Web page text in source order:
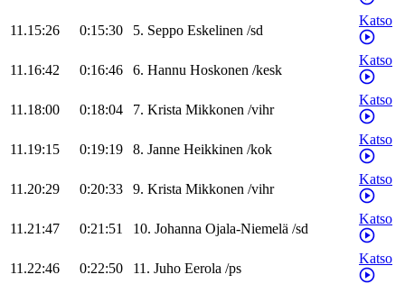
11.15:26 0:15:30 5. Seppo Eskelinen /sd
Katso
11.16:42 0:16:46 6. Hannu Hoskonen /kesk
Katso
11.18:00 0:18:04 7. Krista Mikkonen /vihr
Katso
11.19:15 0:19:19 8. Janne Heikkinen /kok
Katso
11.20:29 0:20:33 9. Krista Mikkonen /vihr
Katso
11.21:47 0:21:51 10. Johanna Ojala-Niemelä /sd
Katso
11.22:46 0:22:50 11. Juho Eerola /ps
Katso